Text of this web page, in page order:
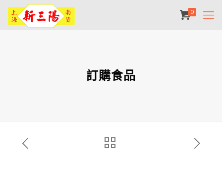
0
訂購食品